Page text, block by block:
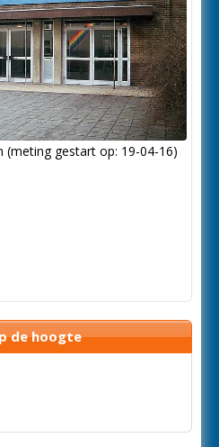
(meting gestart op: 19-04-16)
de hoogte